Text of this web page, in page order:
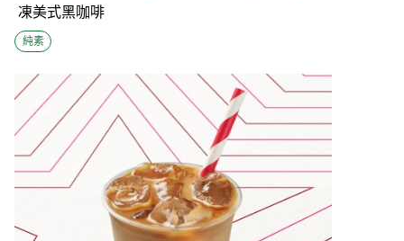
凍美式黑咖啡
純素